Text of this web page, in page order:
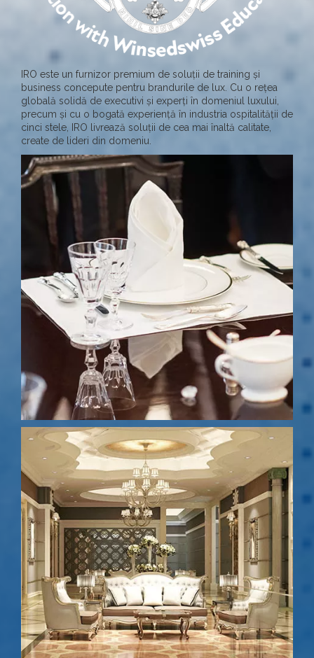
IRO este un furnizor premium de soluții de training și
business concepute pentru brandurile de lux. Cu o rețea
globală solidă de executivi și experți în domeniul luxului,
precum și cu o bogată experiență în industria ospitalității de
cinci stele, IRO livrează soluții de cea mai înaltă calitate,
create de lideri din domeniu.